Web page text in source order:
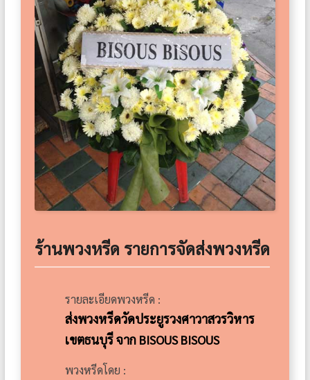
ร้านพวงหรีด รายการจัดส่งพวงหรีด
รายละเอียดพวงหรีด :
ส่งพวงหรีดวัดประยูรวงศาวาสวรวิหาร
เขตธนบุรี จาก BISOUS BISOUS
พวงหรีดโดย :